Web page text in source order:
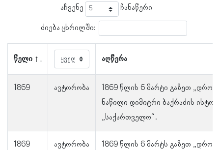
აჩვენე ჩანაწერი
ძიება ცხრილში:
წელი აღწერა
1869 ავტორობა
1869 წლის 6 მარტი გაზეთ
ნაწილი დიმიტრი ბაქრაძის
„საქართველო“.
1869 ავტორობა
1869 წლის 6 მარტს გაზეთ